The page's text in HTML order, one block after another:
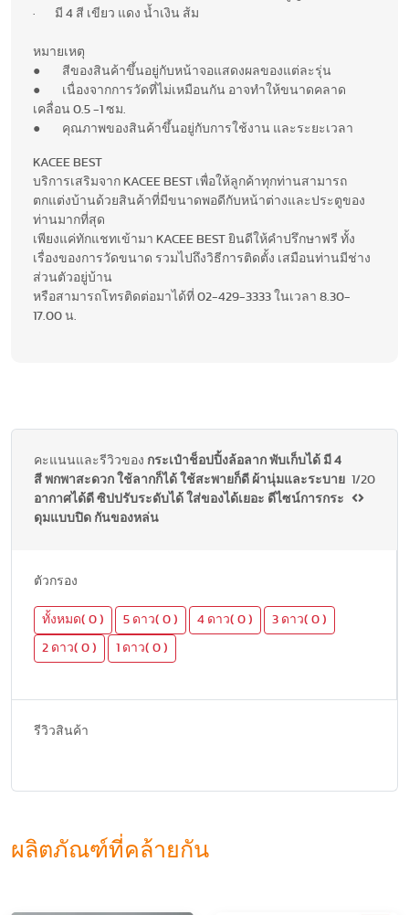
· มี 4 สี เขียว แดง น้ำเงิน ส้ม
หมายเหตุ
● สีของสินค้าขึ้นอยู่กับหน้าจอแสดงผลของแต่ละรุ่น
● เนื่องจากการวัดที่ไม่เหมือนกัน อาจทำให้ขนาดคลาด
เคลื่อน 0.5 -1 ซม.
● คุณภาพของสินค้าขึ้นอยู่กับการใช้งาน และระยะเวลา
KACEE BEST
บริการเสริมจาก KACEE BEST เพื่อให้ลูกค้าทุกท่านสามารถ
ตกแต่งบ้านด้วยสินค้าที่มีขนาดพอดีกับหน้าต่างและประตูของ
ท่านมากที่สุด
เพียงแค่ทักแชทเข้ามา KACEE BEST ยินดีให้คำปรึกษาฟรี ทั้ง
เรื่องของการวัดขนาด รวมไปถึงวิธีการติดตั้ง เสมือนท่านมีช่าง
ส่วนตัวอยู่บ้าน
หรือสามารถโทรติดต่อมาได้ที่ 02-429-3333 ในเวลา 8.30-
17.00 น.
คะแนนและรีวิวของ กระเป๋าช็อปปิ้งล้อลาก พับเก็บได้ มี 4
สี พกพาสะดวก ใช้ลากก็ได้ ใช้สะพายก็ดี ผ้านุ่มและระบาย
อากาศได้ดี ซิปปรับระดับได้ ใส่ของได้เยอะ ดีไซน์การกระ
ดุมแบบปิด กันของหล่น
1/20
ตัวกรอง
ทั้งหมด( 0 ) 5 ดาว( 0 ) 4 ดาว( 0 ) 3 ดาว( 0 )
2 ดาว( 0 ) 1 ดาว( 0 )
รีวิวสินค้า
ผลิตภัณฑ์ที่คล้ายกัน